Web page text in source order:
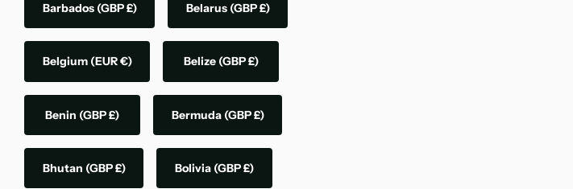
Barbados (GBP £) Belarus (GBP £)
Belgium (EUR €) Belize (GBP £)
Benin (GBP £) Bermuda (GBP £)
Bhutan (GBP £) Bolivia (GBP £)